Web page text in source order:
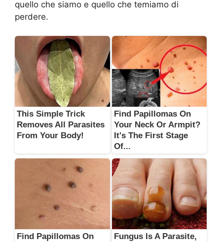
quello che siamo e quello che temiamo di
perdere.
This Simple Trick
Removes All Parasites
From Your Body!
Find Papillomas On
Your Neck Or Armpit?
It's The First Stage
Of...
Find Papillomas On
Fungus Is A Parasite,